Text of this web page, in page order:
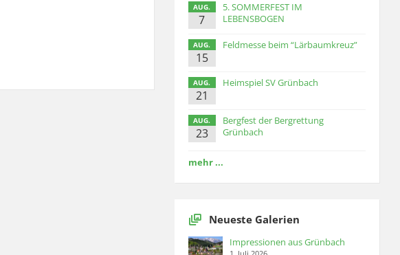
AUG.
7
5. SOMMERFEST IM
LEBENSBOGEN
AUG.
15
Feldmesse beim “Lärbaumkreuz”
AUG.
21
Heimspiel SV Grünbach
AUG.
23
Bergfest der Bergrettung
Grünbach
mehr ...
Neueste Galerien
Impressionen aus Grünbach